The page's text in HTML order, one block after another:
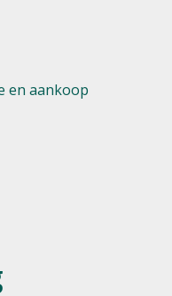
en aankoop